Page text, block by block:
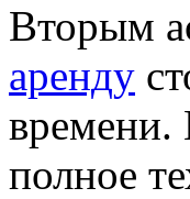
Вторым
аренду
времени.
полное